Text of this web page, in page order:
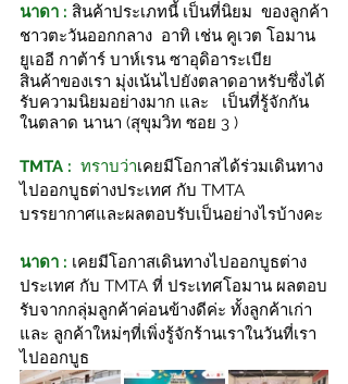
นาดา : สินค้าประเภทนี้ เป็นที่นิยม  ของลูกค้า
ชาวตะวันออกกลาง  อาทิ เช่น คูเวต โอมาน
ยูเออี กาต้าร์ บาห์เรน ซาอุดิอาระเบีย
สินค้าของเรา มุ่งเน้นไปยังตลาดอาหรับซึ่งได้
รับความนิยมอย่างมาก และ   เป็นที่รู้จักกัน
ในตลาด นานา (สุขุมวิท ซอย 3 )
TMTA :
  ทราบว่า
เคยมีโอกาสได้ร่วมเดินทาง
ไปออกบูธต่างประเทศ กับ TMTA
บรรยากาศและผลตอบรับเป็นอย่างไรบ้างคะ
นาดา : เคยมีโอกาสเดินทางไปออกบูธต่าง
ประเทศ กับ TMTA ที่ ประเทศโอมาน ผลตอบ
รับจากกลุ่มลูกค้าค่อนข้างดีค่ะ ทั้งลูกค้าเก่า
และ ลูกค้าใหม่ๆที่เพิ่งรู้จักร้านเราในวันที่เรา
ไปออกบูธ